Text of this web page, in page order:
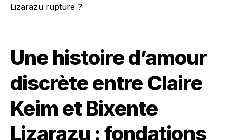
Lizarazu rupture ?
Une histoire d’amour
discrète entre Claire
Keim et Bixente
Lizarazu : fondations